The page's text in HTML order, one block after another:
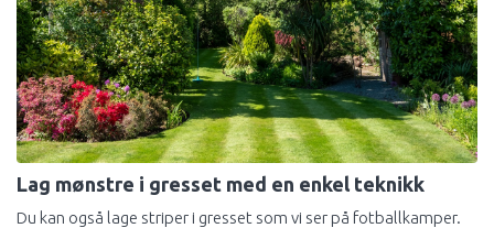
Lag mønstre i gresset med en enkel teknikk
Du kan også lage striper i gresset som vi ser på fotballkamper.